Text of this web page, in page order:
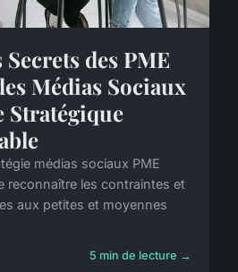
des PME
Médias Sociaux
Stratégique
médias sociaux PME
reconnaître les contraintes et
aux petites et moyennes
5 min de lecture →